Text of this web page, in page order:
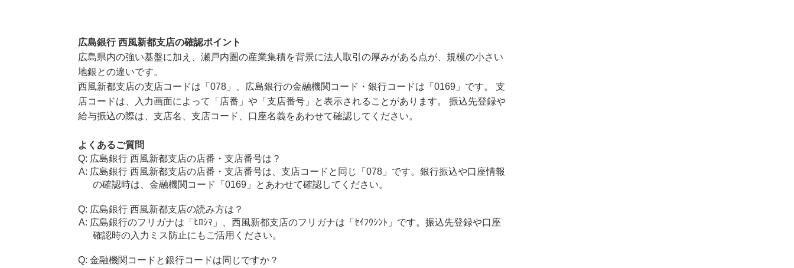
広島銀行 西風新都支店の確認ポイント
広島県内の強い基盤に加え、瀬戸内圏の産業集積を背景に法人取引の厚みがある点が、規模の小さい
地銀との違いです。
西風新都支店の支店コードは「078」、広島銀行の金融機関コード・銀行コードは「0169」です。 支
店コードは、入力画面によって「店番」や「支店番号」と表示されることがあります。 振込先登録や
給与振込の際は、支店名、支店コード、口座名義をあわせて確認してください。
よくあるご質問
広島銀行 西風新都支店の店番・支店番号は？
広島銀行 西風新都支店の店番・支店番号は、支店コードと同じ「078」です。銀行振込や口座情報
の確認時は、金融機関コード「0169」とあわせて確認してください。
広島銀行 西風新都支店の読み方は？
広島銀行のフリガナは「ﾋﾛｼﾏ」、西風新都支店のフリガナは「ｾｲﾌｳｼﾝﾄ」です。振込先登録や口座
確認時の入力ミス防止にもご活用ください。
金融機関コードと銀行コードは同じですか？